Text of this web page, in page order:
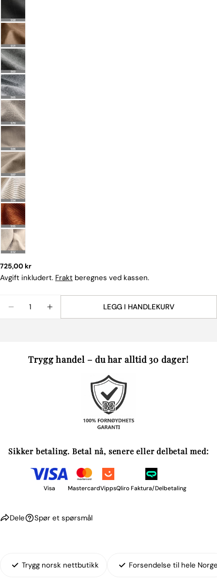
Vanlig
pris
725,00 kr
Avgift inkludert. Frakt beregnes ved kassen.
REDUSER ANTALLET FOR PYNTEPUTE DAPPER
ØK ANTALLET FOR PYNTEPUTE
LEGG I HANDLEKURV
Trygg handel – du har alltid 30 dager!
Sikker betaling. Betal nå, senere eller delbetal med:
Visa MastercardVippsQliro Faktura/Delbetaling
Dele Spør et spørsmål
Trygg norsk nettbutikk Forsendelse til hele